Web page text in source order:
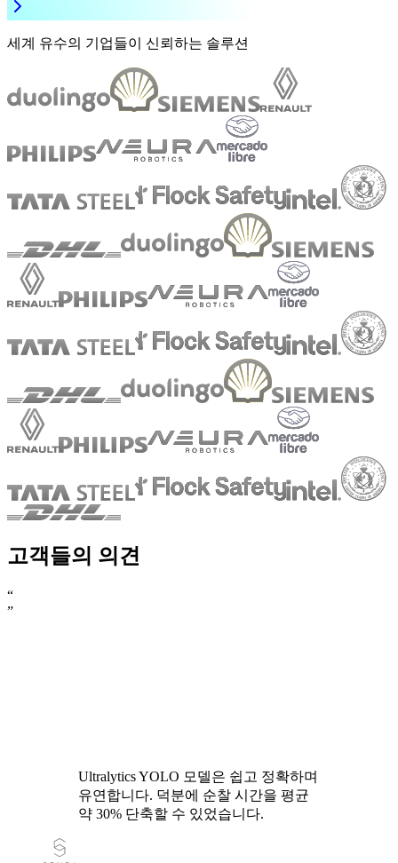
세계 유수의 기업들이 신뢰하는 솔루션
고객들의 의견
“
”
Ultralytics YOLO 모델은 쉽고 정확하며
유연합니다. 덕분에 순찰 시간을 평균
약 30% 단축할 수 있었습니다.